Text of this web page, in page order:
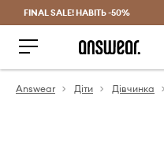
FINAL SALE! НАВІТЬ -50%
Answear Діти Дівчинка